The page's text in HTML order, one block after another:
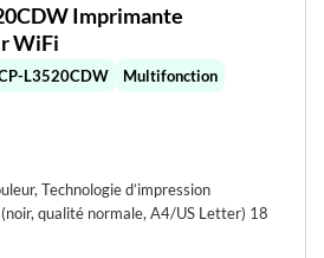
Imprimante
WiFi
L3520CDW
Multifonction
Technologie d’impression
qualité normale, A4/US Letter) 18